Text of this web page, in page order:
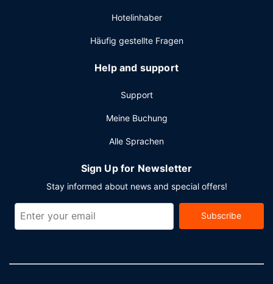
Hotelinhaber
Häufig gestellte Fragen
Help and support
Support
Meine Buchung
Alle Sprachen
Sign Up for Newsletter
Stay informed about news and special offers!
Subscribe